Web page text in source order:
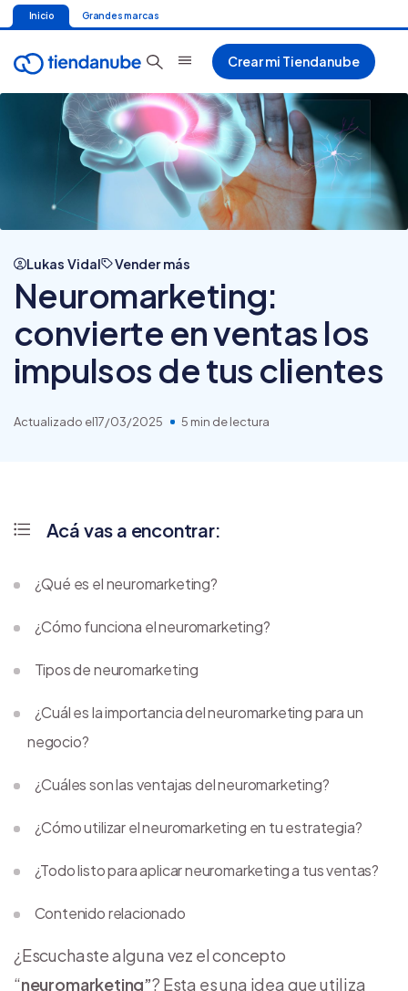
Inicio Grandes marcas
Crear mi Tiendanube
Lukas Vidal Vender más
Neuromarketing:
convierte en ventas los
impulsos de tus clientes
Actualizado el17/03/2025 5 min de lectura
¿Escuchaste alguna vez el concepto
“neuromarketing”? Esta es una idea que utiliza
Acá vas a encontrar:
¿Qué es el neuromarketing?
¿Cómo funciona el neuromarketing?
Tipos de neuromarketing
¿Cuál es la importancia del neuromarketing para un
negocio?
¿Cuáles son las ventajas del neuromarketing?
¿Cómo utilizar el neuromarketing en tu estrategia?
¿Todo listo para aplicar neuromarketing a tus ventas?
Contenido relacionado